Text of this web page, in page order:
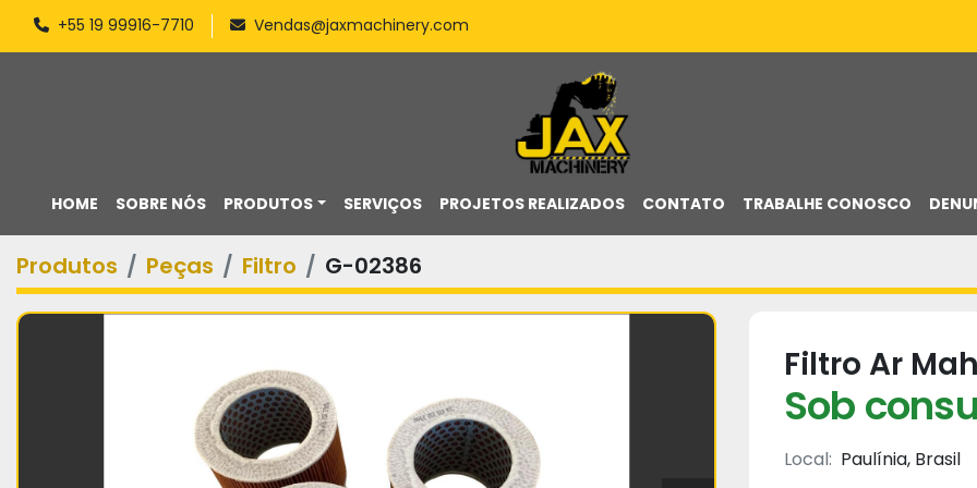
+55 19 99916-7710 Vendas@jaxmachinery.com
HOME PRODUTOS
SOBRE NÓS SERVIÇOS PROJETOS REALIZADOS CONTATO TRABALHE CONOSCO
Produtos Peças Filtro G-02386
Filtro Ar
Sob
Local: Paulínia, Brasil